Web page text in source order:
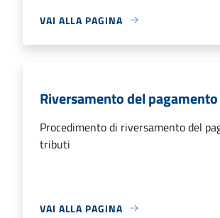
VAI ALLA PAGINA
Riversamento del
Procedimento di riversamento del
tributi
VAI ALLA PAGINA